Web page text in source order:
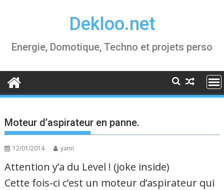
Dekloo.net
Energie, Domotique, Techno et projets perso
Moteur d’aspirateur en panne.
12/01/2014 yann
Attention y’a du Level ! (joke inside)
Cette fois-ci c’est un moteur d’aspirateur qui